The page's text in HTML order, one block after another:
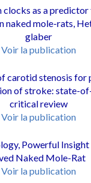
as a predictor
naked mole-rats,
glaber
Voir la publication
carotid stenosis for
of stroke: state-
critical review
Voir la publication
Powerful
Naked Mole-Rat
Voir la publication